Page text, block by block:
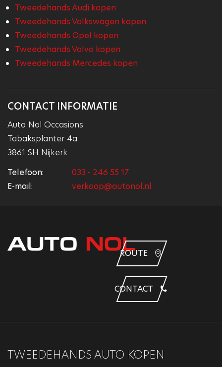
Tweedehands Audi kopen
Tweedehands Volkswagen kopen
Tweedehands Opel kopen
Tweedehands Volvo kopen
Tweedehands Mercedes kopen
CONTACT INFORMATIE
Auto Nol Occasions
Tabaksplanter 4a
3861 SH Nijkerk
Telefoon:
033 - 246 55 17
E-mail:
verkoop@autonol.nl
ROUTE
CONTACT
TWEEDEHANDS AUTO KOPEN